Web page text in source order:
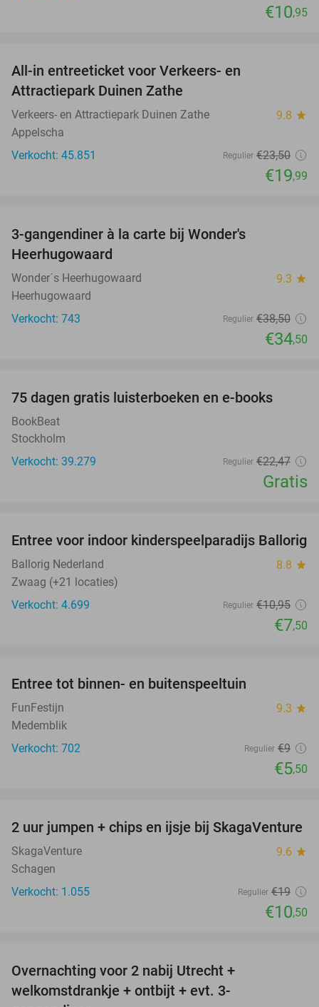
€10,95
All-in entreeticket voor Verkeers- en
Attractiepark Duinen Zathe
Verkeers- en Attractiepark Duinen Zathe 9.8 star
Appelscha
Verkocht: 45.851
Regulier €23,50
€19,99
3-gangendiner à la carte bij Wonder's
Heerhugowaard
Wonder´s Heerhugowaard 9.3 star
Heerhugowaard
Verkocht: 743
Regulier €38,50
€34,50
75 dagen gratis luisterboeken en e-books
BookBeat
Stockholm
Verkocht: 39.279
Regulier €22,47
Gratis
32%
Entree voor indoor kinderspeelparadijs Ballorig
Ballorig Nederland 8.8 star
Zwaag (+21 locaties)
Verkocht: 4.699
Regulier €10,95
€7,50
Entree tot binnen- en buitenspeeltuin
FunFestijn 9.3 star
Medemblik
Verkocht: 702
Regulier €9
€5,50
45%
2 uur jumpen + chips en ijsje bij SkagaVenture
SkagaVenture 9.6 star
Schagen
Verkocht: 1.055
Regulier €19
€10,50
Overnachting voor 2 nabij Utrecht +
welkomstdrankje + ontbijt + evt. 3-